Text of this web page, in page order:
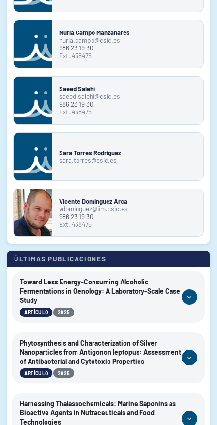
Nuria Campo Manzanares
nuria.campo@csic.es
986 23 19 30
Ext. 438475
Saeed Salehi
saeed.salehi@csic.es
986 23 19 30
Ext. 438475
Sara Torres Rodriguez
sara.torres@csic.es
Vicente Dominguez Arca
vdominguez@iim.csic.es
986 23 19 30
Ext. 438475
ÚLTIMAS PUBLICACIONES
Toward Less Energy-Consuming Alcoholic
Fermentations in Oenology: A Laboratory-Scale Case
Study
ARTÍCULO | 2025
Minebois, Romain; Ramírez-Aroca, Lainy; Balsa-Canto, Eva;
Querol, Amparo
2025
Food Frontiers
Phytosynthesis and Characterization of Silver
Nanoparticles from Antigonon leptopus: Assessment
of Antibacterial and Cytotoxic Properties
ARTÍCULO | 2025
Gastelum-Cabrera, Marisol; Mendez-Pfeiffer, Pablo;
Ballesteros-Monrreal, Manuel G.; Velasco-Rodríguez, Brenda;
Martínez-Flores, Patricia D.; Silva-Bea, Sergio; Domínguez-
Harnessing Thalassochemicals: Marine Saponins as
Bioactive Agents in Nutraceuticals and Food
Technologies